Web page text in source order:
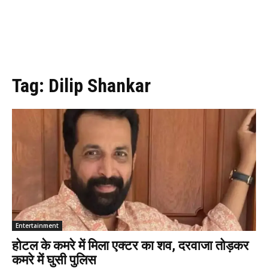
Tag: Dilip Shankar
Entertainment
होटल के कमरे में मिला एक्टर का शव, दरवाजा तोड़कर
कमरे में घुसी पुलिस